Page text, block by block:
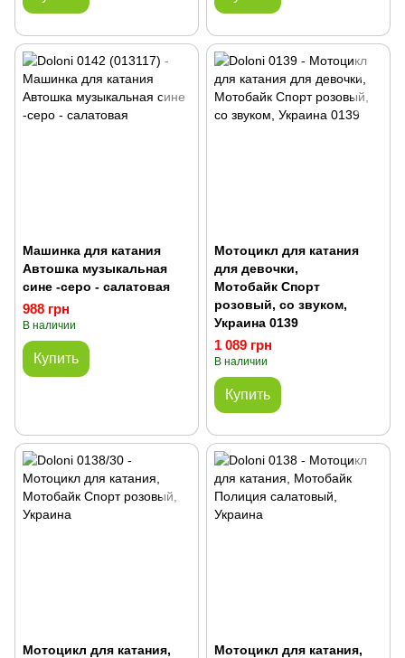
Машинка для катания
Автошка музыкальная
сине -серо - салатовая
988 грн
В наличии
Купить
Мотоцикл для катания
для девочки,
Мотобайк Спорт
розовый, со звуком,
Украина 0139
1 089 грн
В наличии
Купить
Мотоцикл для катания,
Мотоцикл для катания,